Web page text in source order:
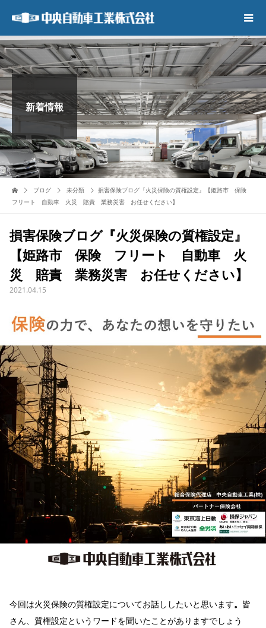
新着情報
ブログ 未分類
損害保険ブログ『火災保険の質権設定』【姫路市 保険
フリート 自動車 火災 賠責 業務災害 お任せください】
損害保険ブログ『火災保険の質権設定』
【姫路市 保険 フリート 自動車 火
災 賠責 業務災害 お任せください】
2021.04.15
今回は火災保険の質権設定についてお話ししたいと思います。 皆
さん、質権設定というワードを聞いたことがありますでしょう